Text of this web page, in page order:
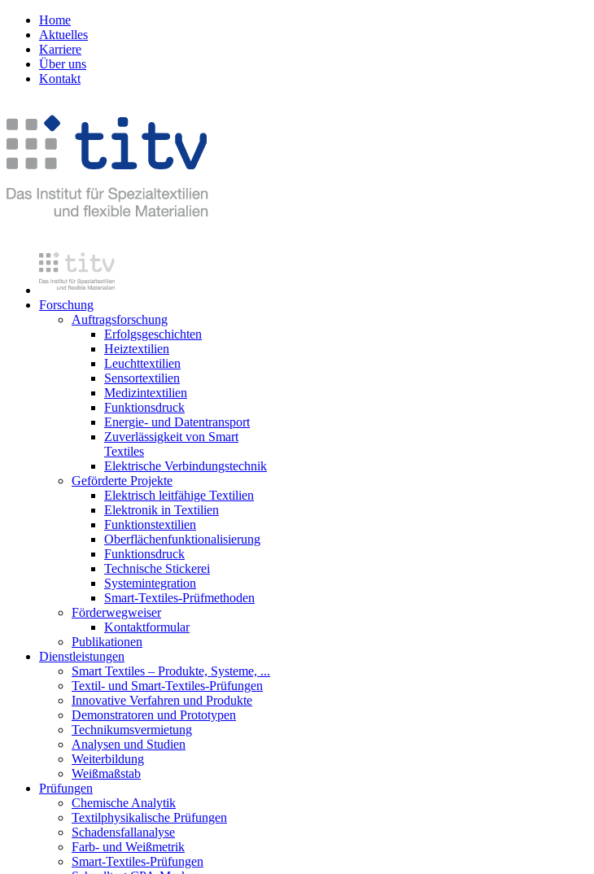
Home
Aktuelles
Karriere
Über uns
Kontakt
Forschung
Auftragsforschung
Erfolgsgeschichten
Heiztextilien
Leuchttextilien
Sensortextilien
Medizintextilien
Funktionsdruck
Energie- und Datentransport
Zuverlässigkeit von Smart
Textiles
Elektrische Verbindungstechnik
Geförderte Projekte
Elektrisch leitfähige Textilien
Elektronik in Textilien
Funktionstextilien
Oberflächenfunktionalisierung
Funktionsdruck
Technische Stickerei
Systemintegration
Smart-Textiles-Prüfmethoden
Förderwegweiser
Kontaktformular
Publikationen
Dienstleistungen
Smart Textiles – Produkte, Systeme, ...
Textil- und Smart-Textiles-Prüfungen
Innovative Verfahren und Produkte
Demonstratoren und Prototypen
Technikumsvermietung
Analysen und Studien
Weiterbildung
Weißmaßstab
Prüfungen
Chemische Analytik
Textilphysikalische Prüfungen
Schadensfallanalyse
Farb- und Weißmetrik
Smart-Textiles-Prüfungen